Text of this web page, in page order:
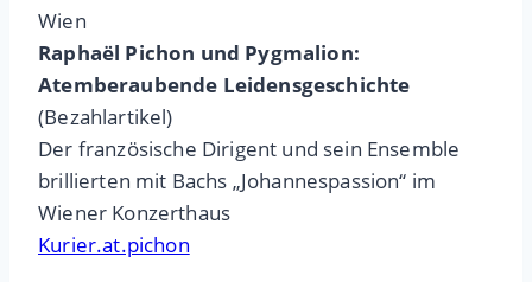
Wien
Raphaël Pichon und Pygmalion:
Atemberaubende Leidensgeschichte
(Bezahlartikel)
Der französische Dirigent und sein Ensemble
brillierten mit Bachs „Johannespassion“ im
Wiener Konzerthaus
Kurier.at.pichon